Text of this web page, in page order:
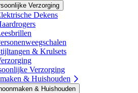
Verzorging
Dekens
& Krulsets
Verzorging
& Huishouden
& Huishouden